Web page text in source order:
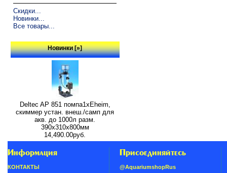
Скидки...
Новинки...
Все товары...
Новинки [»]
Deltec AP 851 помпа1xEheim,
скиммер устан. внеш./самп для
акв. до 1000л разм.
390х310х800мм
14,490.00руб.
Информация
КОНТАКТЫ
Присоединяйтесь
@AquariumshopRus